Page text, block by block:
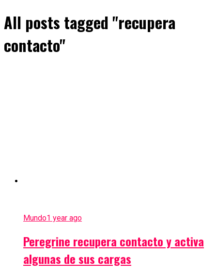
All posts tagged "recupera
contacto"
Mundo1 year ago
Peregrine recupera contacto y activa
algunas de sus cargas